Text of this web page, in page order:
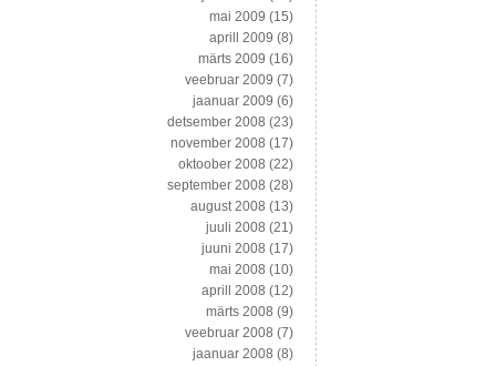
mai 2009 (15)
aprill 2009 (8)
märts 2009 (16)
veebruar 2009 (7)
jaanuar 2009 (6)
detsember 2008 (23)
november 2008 (17)
oktoober 2008 (22)
september 2008 (28)
august 2008 (13)
juuli 2008 (21)
juuni 2008 (17)
mai 2008 (10)
aprill 2008 (12)
märts 2008 (9)
veebruar 2008 (7)
jaanuar 2008 (8)